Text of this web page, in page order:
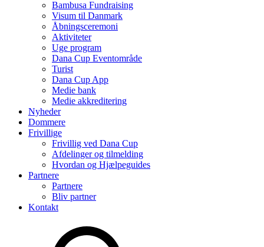
Bambusa Fundraising
Visum til Danmark
Åbningsceremoni
Aktiviteter
Uge program
Dana Cup Eventområde
Turist
Dana Cup App
Medie bank
Medie akkreditering
Nyheder
Dommere
Frivillige
Frivillig ved Dana Cup
Afdelinger og tilmelding
Hvordan og Hjælpeguides
Partnere
Partnere
Bliv partner
Kontakt